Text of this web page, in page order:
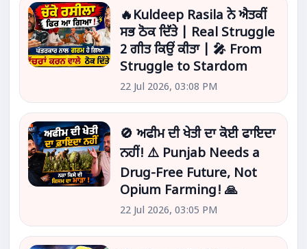
🔥Kuldeep Rasila ਨੇ ਐਤਕੀਂ
ਸਭ ਠੋਕ ਦਿੱਤੇ | Real Struggle
2 ਗੀਤ ਕਿਉਂ ਕੀਤਾ | 🎤 From
Struggle to Stardom
22 Jul 2026, 03:08 PM
🚫 ਅਫੀਮ ਦੀ ਖੇਤੀ ਦਾ ਕੋਈ ਫਾਇਦਾ
ਨਹੀਂ! ⚠️ Punjab Needs a
Drug-Free Future, Not
Opium Farming! 🙏
22 Jul 2026, 03:05 PM